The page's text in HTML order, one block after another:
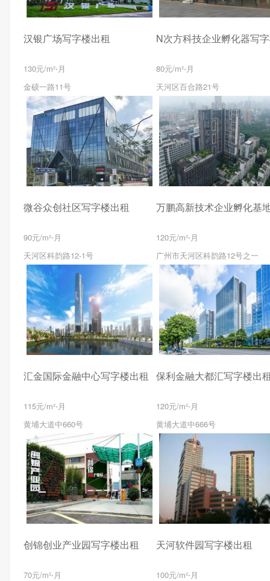
汉银广场写字楼出租
130元/m²⋅月
金硕一路11号
80元/m²⋅月
天河区百合路21号
微谷众创社区写字楼出租
90元/m²⋅月
天河区科韵路12-1号
120元/m²⋅月
广州市天河区科韵路12号之一
汇金国际金融中心写字楼出租
115元/m²⋅月
黄埔大道中660号
保利金融大都汇写字楼出
120元/m²⋅月
黄埔大道中666号
创锦创业产业园写字楼出租
70元/m²⋅月
天河软件园写字楼出租
100元/m²⋅月